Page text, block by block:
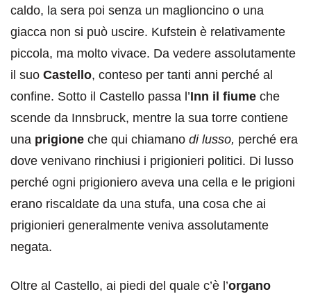
caldo, la sera poi senza un maglioncino o una
giacca non si può uscire. Kufstein è relativamente
piccola, ma molto vivace. Da vedere assolutamente
il suo Castello, conteso per tanti anni perché al
confine. Sotto il Castello passa l’Inn il fiume che
scende da Innsbruck, mentre la sua torre contiene
una prigione che qui chiamano di lusso, perché era
dove venivano rinchiusi i prigionieri politici. Di lusso
perché ogni prigioniero aveva una cella e le prigioni
erano riscaldate da una stufa, una cosa che ai
prigionieri generalmente veniva assolutamente
negata.
Oltre al Castello, ai piedi del quale c’è l’organo